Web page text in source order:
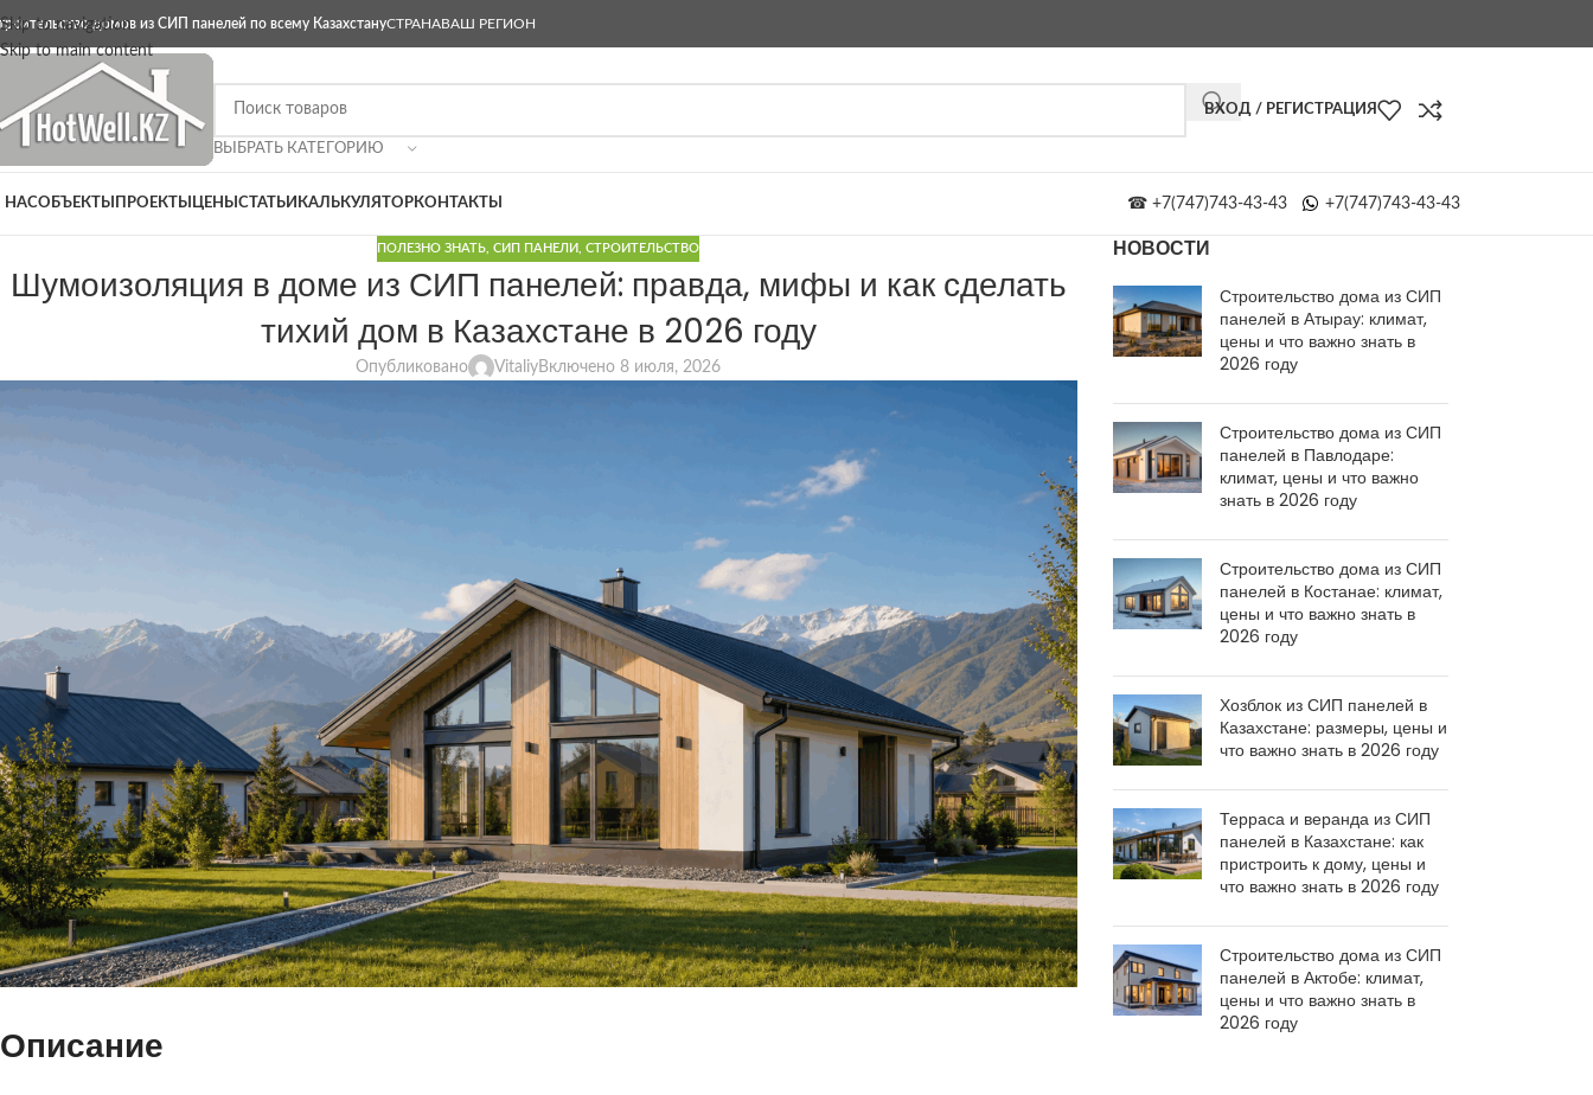
Skip to navigation
Skip to main content
домов из СИП панелей по всему КазахстануСТРАНАВАШ РЕГИОН
ВЫБРАТЬ КАТЕГОРИЮ
ВХОД / РЕГИСТРАЦИЯ
НАСОБЪЕКТЫ ПРОЕКТЫ ЦЕНЫ СТАТЬИ КАЛЬКУЛЯТОРКОНТАКТЫ ☎ +7(747)743-43-43 +7(747)743-43-43
ПОЛЕЗНО ЗНАТЬ ,СИП ПАНЕЛИ ,СТРОИТЕЛЬСТВО
Шумоизоляция в доме из СИП панелей: правда, мифы и как сделать
тихий дом в Казахстане в 2026 году
Опубликовано VitaliyВключено 8 июля, 2026
Описание
НОВОСТИ
Строительство дома из СИП
панелей в Атырау: климат,
цены и что важно знать в
2026 году
Строительство дома из СИП
панелей в Павлодаре:
климат, цены и что важно
знать в 2026 году
Строительство дома из СИП
панелей в Костанае: климат,
цены и что важно знать в
2026 году
Хозблок из СИП панелей в
Казахстане: размеры, цены и
что важно знать в 2026 году
Терраса и веранда из СИП
панелей в Казахстане: как
пристроить к дому, цены и
что важно знать в 2026 году
Строительство дома из СИП
панелей в Актобе: климат,
цены и что важно знать в
2026 году